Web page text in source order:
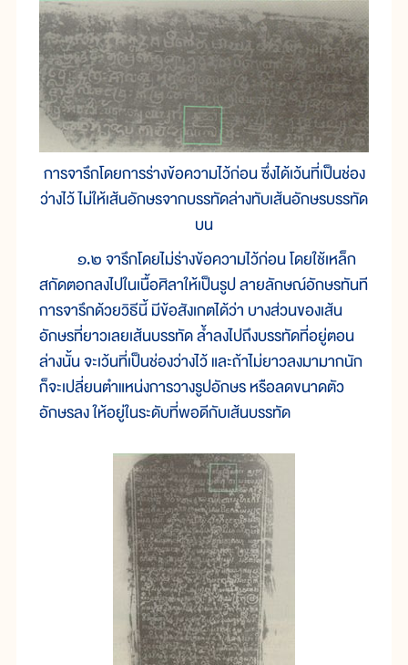
การจารึกโดยการร่างข้อความไว้ก่อน ซึ่งได้เว้นที่เป็นช่อง
ว่างไว้ ไม่ให้เส้นอักษรจากบรรทัดล่างทับเส้นอักษรบรรทัด
บน
๑.๒ จารึกโดยไม่ร่างข้อความไว้ก่อน โดยใช้เหล็ก
สกัดตอกลงไปในเนื้อศิลาให้เป็นรูป ลายลักษณ์อักษรทันที
การจารึกด้วยวิธีนี้ มีข้อสังเกตได้ว่า บางส่วนของเส้น
อักษรที่ยาวเลยเส้นบรรทัด ล้ำลงไปถึงบรรทัดที่อยู่ตอน
ล่างนั้น จะเว้นที่เป็นช่องว่างไว้ และถ้าไม่ยาวลงมามากนัก
ก็จะเปลี่ยนตำแหน่งการวางรูปอักษร หรือลดขนาดตัว
อักษรลง ให้อยู่ในระดับที่พอดีกับเส้นบรรทัด